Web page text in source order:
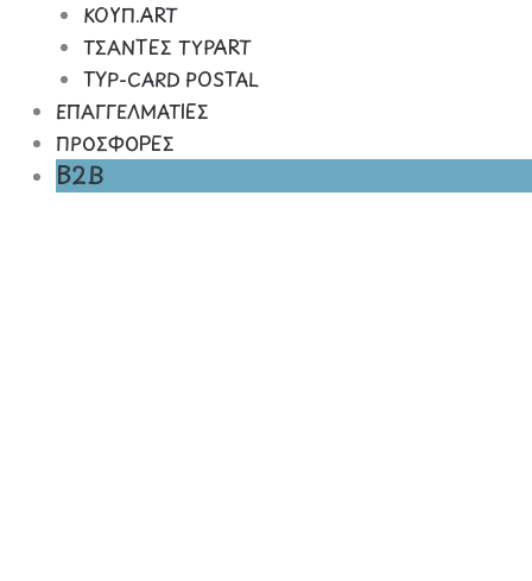
ΚΟΥΠ.ART
ΤΣΑΝΤΕΣ TYPART
TYP-CARD POSTAL
ΕΠΑΓΓΕΛΜΑΤΙΕΣ
ΠΡΟΣΦΟΡΕΣ
B2B